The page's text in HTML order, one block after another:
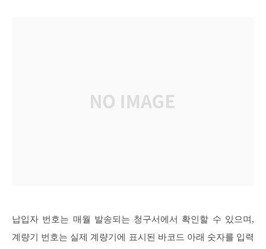
납입자 번호는 매월 발송되는 청구서에서 확인할 수 있으며,
계량기 번호는 실제 계량기에 표시된 바코드 아래 숫자를 입력